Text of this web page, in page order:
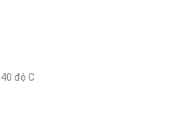
độ C